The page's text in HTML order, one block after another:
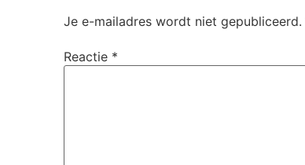
Je e-mailadres wordt niet gepubliceerd.
Reactie *